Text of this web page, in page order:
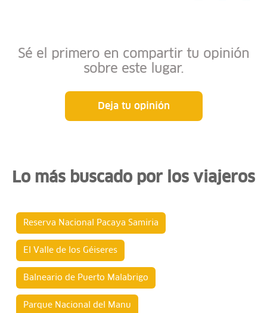
Sé el primero en compartir tu opinión
sobre este lugar.
Deja tu opinión
Lo más buscado por los viajeros
Reserva Nacional Pacaya Samiria
El Valle de los Géiseres
Balneario de Puerto Malabrigo
Parque Nacional del Manu